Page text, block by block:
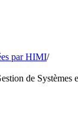
par HIMI/
de Systèmes